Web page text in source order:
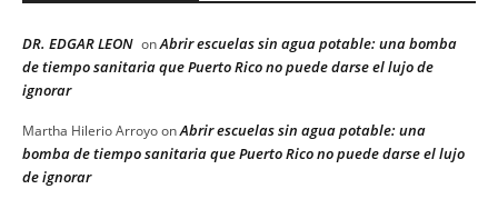
DR. EDGAR LEON onAbrir escuelas sin agua potable: una bomba
de tiempo sanitaria que Puerto Rico no puede darse el lujo de
ignorar
Martha Hilerio ArroyoonAbrir escuelas sin agua potable: una
bomba de tiempo sanitaria que Puerto Rico no puede darse el lujo
de ignorar